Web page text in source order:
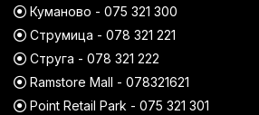
Куманово - 075 321 300
Струмица - 078 321 221
Струга - 078 321 222
Ramstore Mall - 078321621
Point Retail Park - 075 321 301